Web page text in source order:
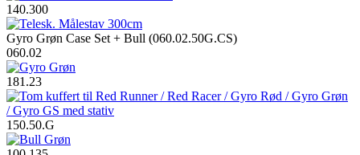
140.300
Gyro Grøn Case Set + Bull (060.02.50G.CS)
060.02
181.23
150.50.G